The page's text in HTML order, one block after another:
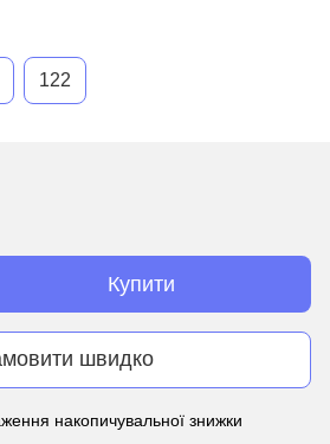
122
Купити
швидко
накопичувальної знижки